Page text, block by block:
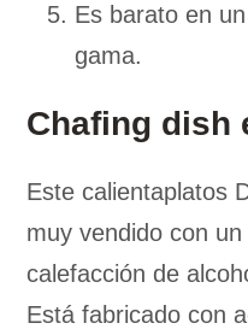
Es barato en
gama.
Chafing dish
Este calientaplatos
muy vendido con
calefacción de
Está fabricado con